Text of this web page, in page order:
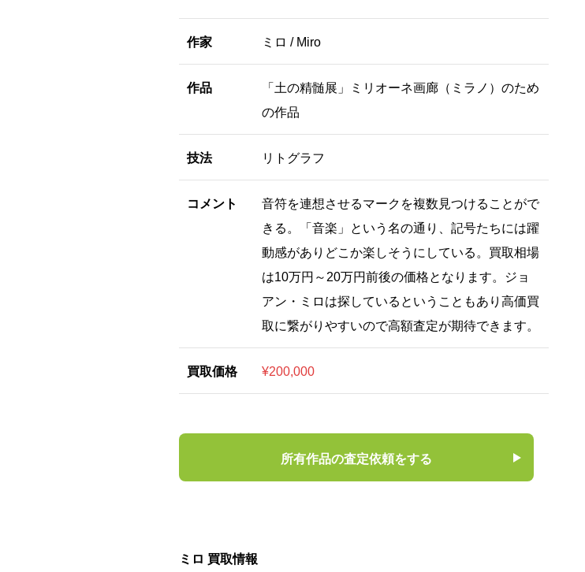
作家 ミロ / Miro
作品
「土の精髄展」ミリオーネ画廊（ミラノ）のため
の作品
技法 リトグラフ
コメント
音符を連想させるマークを複数見つけることがで
きる。「音楽」という名の通り、記号たちには躍
動感がありどこか楽しそうにしている。買取相場
は10万円～20万円前後の価格となります。ジョ
アン・ミロは探しているということもあり高価買
取に繋がりやすいので高額査定が期待できます。
買取価格 ¥200,000
所有作品の査定依頼をする
ミロ 買取情報